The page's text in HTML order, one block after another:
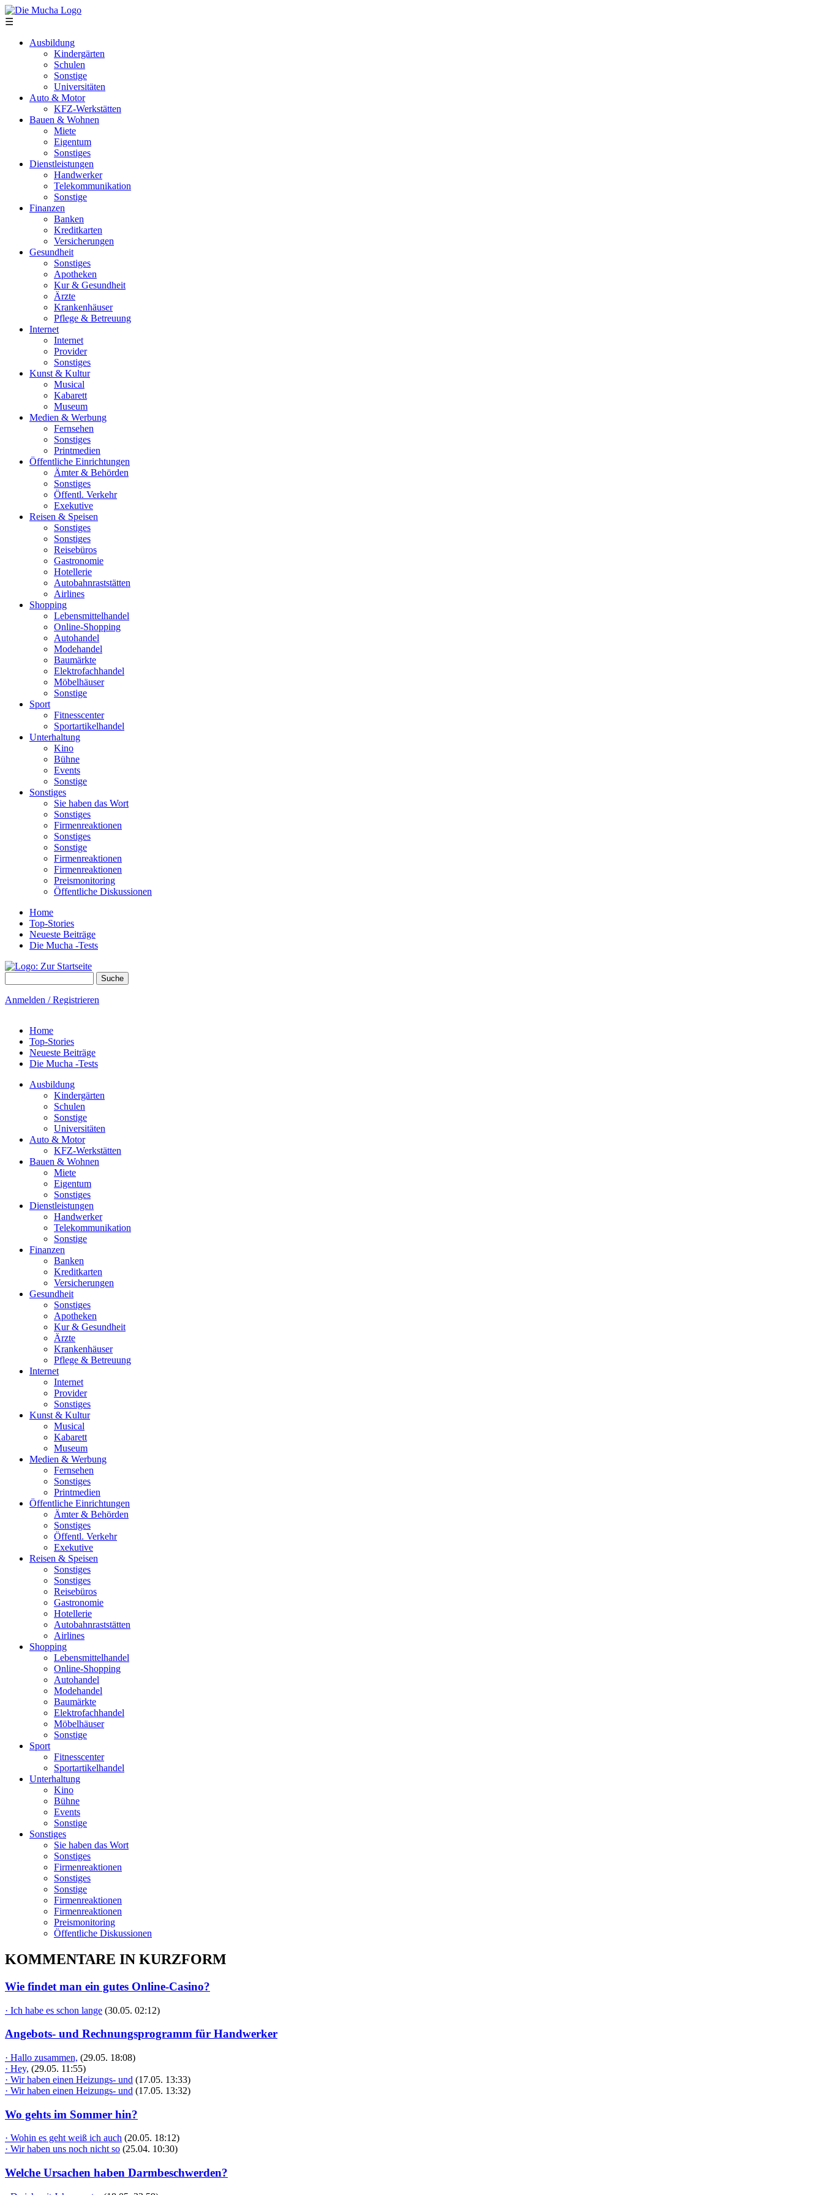
Direkt zum Inhalt
☰
Ausbildung
Kindergärten
Schulen
Sonstige
Universitäten
Auto & Motor
KFZ-Werkstätten
Bauen & Wohnen
Miete
Eigentum
Sonstiges
Dienstleistungen
Handwerker
Telekommunikation
Sonstige
Finanzen
Banken
Kreditkarten
Versicherungen
Gesundheit
Sonstiges
Apotheken
Kur & Gesundheit
Ärzte
Krankenhäuser
Pflege & Betreuung
Internet
Internet
Provider
Sonstiges
Kunst & Kultur
Musical
Kabarett
Museum
Medien & Werbung
Fernsehen
Sonstiges
Printmedien
Öffentliche Einrichtungen
Ämter & Behörden
Sonstiges
Öffentl. Verkehr
Exekutive
Reisen & Speisen
Sonstiges
Sonstiges
Reisebüros
Gastronomie
Hotellerie
Autobahnraststätten
Airlines
Shopping
Lebensmittelhandel
Online-Shopping
Autohandel
Modehandel
Baumärkte
Elektrofachhandel
Möbelhäuser
Sonstige
Sport
Fitnesscenter
Sportartikelhandel
Unterhaltung
Kino
Bühne
Events
Sonstige
Sonstiges
Sie haben das Wort
Sonstiges
Firmenreaktionen
Sonstiges
Sonstige
Firmenreaktionen
Firmenreaktionen
Preismonitoring
Öffentliche Diskussionen
Home
Top-Stories
Neueste Beiträge
Die Mucha -Tests
Anmelden / Registrieren
Home
Top-Stories
Neueste Beiträge
Die Mucha -Tests
Ausbildung
Kindergärten
Schulen
Sonstige
Universitäten
Auto & Motor
KFZ-Werkstätten
Bauen & Wohnen
Miete
Eigentum
Sonstiges
Dienstleistungen
Handwerker
Telekommunikation
Sonstige
Finanzen
Banken
Kreditkarten
Versicherungen
Gesundheit
Sonstiges
Apotheken
Kur & Gesundheit
Ärzte
Krankenhäuser
Pflege & Betreuung
Internet
Internet
Provider
Sonstiges
Kunst & Kultur
Musical
Kabarett
Museum
Medien & Werbung
Fernsehen
Sonstiges
Printmedien
Öffentliche Einrichtungen
Ämter & Behörden
Sonstiges
Öffentl. Verkehr
Exekutive
Reisen & Speisen
Sonstiges
Sonstiges
Reisebüros
Gastronomie
Hotellerie
Autobahnraststätten
Airlines
Shopping
Lebensmittelhandel
Online-Shopping
Autohandel
Modehandel
Baumärkte
Elektrofachhandel
Möbelhäuser
Sonstige
Sport
Fitnesscenter
Sportartikelhandel
Unterhaltung
Kino
Bühne
Events
Sonstige
Sonstiges
Sie haben das Wort
Sonstiges
Firmenreaktionen
Sonstiges
Sonstige
Firmenreaktionen
Firmenreaktionen
Preismonitoring
Öffentliche Diskussionen
KOMMENTARE IN KURZFORM
Wie findet man ein gutes Online-Casino?
· Ich habe es schon lange (30.05. 02:12)
Angebots- und Rechnungsprogramm für Handwerker
· Hallo zusammen, (29.05. 18:08)
· Hey, (29.05. 11:55)
· Wir haben einen Heizungs- und (17.05. 13:33)
· Wir haben einen Heizungs- und (17.05. 13:32)
Wo gehts im Sommer hin?
· Wohin es geht weiß ich auch (20.05. 18:12)
· Wir haben uns noch nicht so (25.04. 10:30)
Welche Ursachen haben Darmbeschwerden?